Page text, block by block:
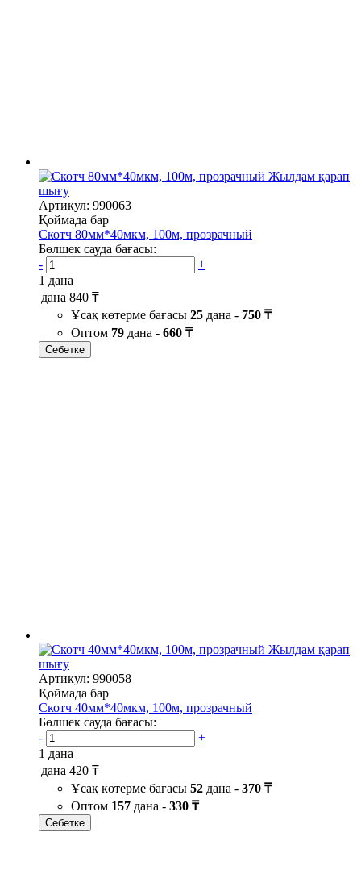
Жылдам қарап
шығу
Артикул: 990063
Қоймада бар
Скотч 80мм*40мкм, 100м, прозрачный
Бөлшек сауда бағасы:
-
+
1 дана
дана 840 ₸
Ұсақ көтерме бағасы 25 дана - 750 ₸
Оптом 79 дана - 660 ₸
Себетке
Жылдам қарап
шығу
Артикул: 990058
Қоймада бар
Скотч 40мм*40мкм, 100м, прозрачный
Бөлшек сауда бағасы:
-
+
1 дана
дана 420 ₸
Ұсақ көтерме бағасы 52 дана - 370 ₸
Оптом 157 дана - 330 ₸
Себетке